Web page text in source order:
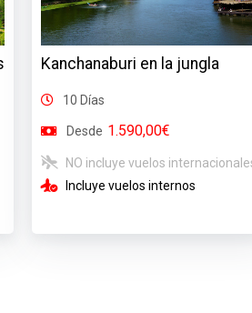
Kanchanaburi en la jungla
10 Días
Desde 1.590,00€
NO incluye vuelos
Incluye vuelos internos